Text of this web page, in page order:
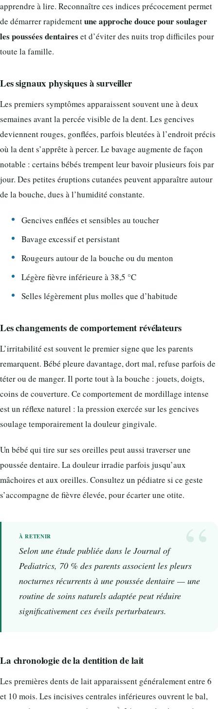
apprendre à lire. Reconnaître ces indices précocement permet
de démarrer rapidementune approche douce pour soulager
les poussées dentaires et d’éviter des nuits trop difficiles pour
toute la famille.
Les signaux physiques à surveiller
Les premiers symptômes apparaissent souvent une à deux
semaines avant la percée visible de la dent. Les gencives
deviennent rouges, gonflées, parfois bleutées à l’endroit précis
où la dent s’apprête à percer. Le bavage augmente de façon
notable : certains bébés trempent leur bavoir plusieurs fois par
jour. Des petites éruptions cutanées peuvent apparaître autour
de la bouche, dues à l’humidité constante.
Gencives enflées et sensibles au toucher
Bavage excessif et persistant
Rougeurs autour de la bouche ou du menton
Légère fièvre inférieure à 38,5 °C
Selles légèrement plus molles que d’habitude
Les changements de comportement révélateurs
L’irritabilité est souvent le premier signe que les parents
remarquent. Bébé pleure davantage, dort mal, refuse parfois de
téter ou de manger. Il porte tout à la bouche : jouets, doigts,
coins de couverture. Ce comportement de mordillage intense
est un réflexe naturel : la pression exercée sur les gencives
soulage temporairement la douleur gingivale.
Un bébé qui tire sur ses oreilles peut aussi traverser une
poussée dentaire. La douleur irradie parfois jusqu’aux
mâchoires et aux oreilles. Consultez un pédiatre si ce geste
s’accompagne de fièvre élevée, pour écarter une otite.
Selon une étude publiée dans le Journal of
Pediatrics, 70 % des parents associent les pleurs
nocturnes récurrents à une poussée dentaire — une
routine de soins naturels adaptée peut réduire
significativement ces éveils perturbateurs.
La chronologie de la dentition de lait
Les premières dents de lait apparaissent généralement entre 6
et 10 mois. Les incisives centrales inférieures ouvrent le bal,